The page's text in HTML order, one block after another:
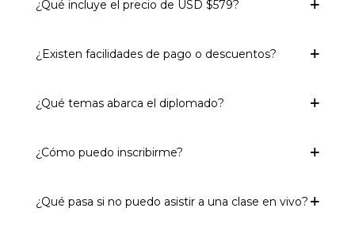
¿Qué incluye el precio de USD $579?
¿Existen facilidades de pago o descuentos?
¿Qué temas abarca el diplomado?
¿Cómo puedo inscribirme?
¿Qué pasa si no puedo asistir a una clase en vivo?